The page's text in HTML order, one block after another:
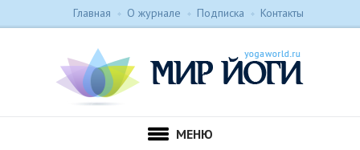
Главная О журнале Подписка Контакты
МЕНЮ